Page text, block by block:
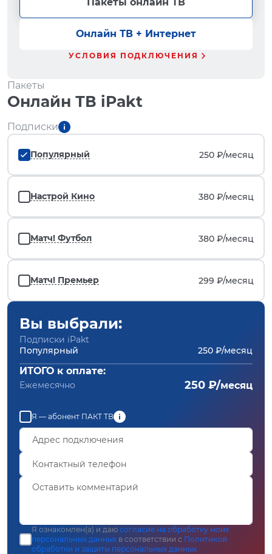
Онлайн ТВ + Интернет
УСЛОВИЯ ПОДКЛЮЧЕНИЯ
Пакеты
Онлайн ТВ iPakt
Подписки
Популярный 250 ₽/месяц
Настрой Кино 380 ₽/месяц
Матч! Футбол 380 ₽/месяц
Матч! Премьер 299 ₽/месяц
Вы выбрали:
Подписки iPakt
Популярный
250 ₽/месяц
ИТОГО к оплате:
Ежемесячно 250 ₽/месяц
Я — абонент ПАКТ ТВ
Я ознакомлен(а) и даю согласие на обработку моих
персональных данных в соответствии с Политикой
обработки и защиты персональных данных